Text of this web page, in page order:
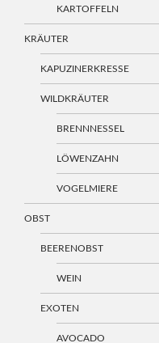
KARTOFFELN
KRÄUTER
KAPUZINERKRESSE
WILDKRÄUTER
BRENNNESSEL
LÖWENZAHN
VOGELMIERE
OBST
BEERENOBST
WEIN
EXOTEN
AVOCADO